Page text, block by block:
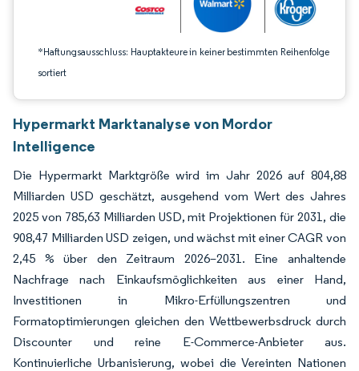
*Haftungsausschluss: Hauptakteure in keiner bestimmten Reihenfolge
sortiert
Hypermarkt Marktanalyse von Mordor
Intelligence
Die Hypermarkt Marktgröße wird im Jahr 2026 auf 804,88
Milliarden USD geschätzt, ausgehend vom Wert des Jahres
2025 von 785,63 Milliarden USD, mit Projektionen für 2031, die
908,47 Milliarden USD zeigen, und wächst mit einer CAGR von
2,45 % über den Zeitraum 2026–2031. Eine anhaltende
Nachfrage nach Einkaufsmöglichkeiten aus einer Hand,
Investitionen in Mikro-Erfüllungszentren und
Formatoptimierungen gleichen den Wettbewerbsdruck durch
Discounter und reine E-Commerce-Anbieter aus.
Kontinuierliche Urbanisierung, wobei die Vereinten Nationen